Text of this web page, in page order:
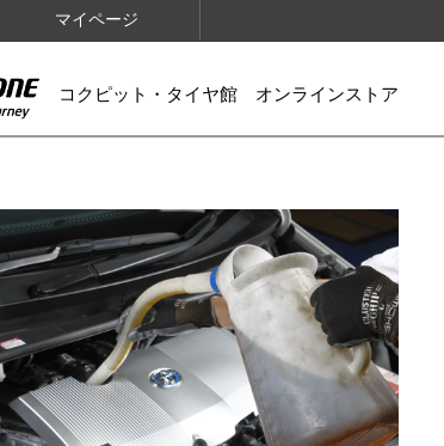
マイページ
コクピット・タイヤ館 オンラインストア
IMAGES